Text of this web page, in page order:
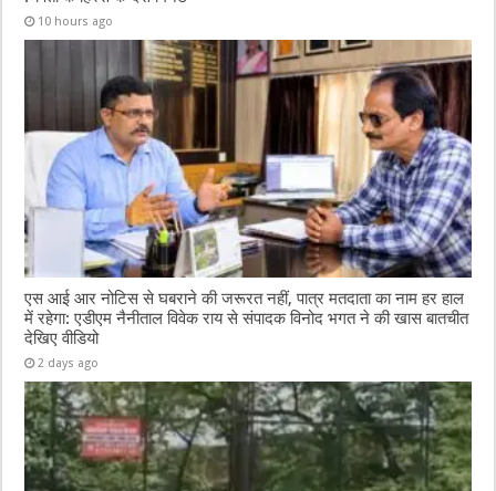
10 hours ago
एस आई आर नोटिस से घबराने की जरूरत नहीं, पात्र मतदाता का नाम हर हाल
में रहेगा: एडीएम नैनीताल विवेक राय से संपादक विनोद भगत ने की खास बातचीत
देखिए वीडियो
2 days ago